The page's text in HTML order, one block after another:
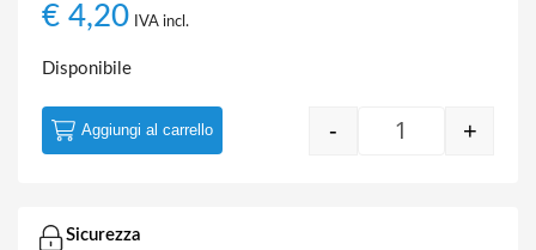
€ 4,20 IVA incl.
Disponibile
Meccanismo
- +
Aggiungi al carrello
Sicurezza